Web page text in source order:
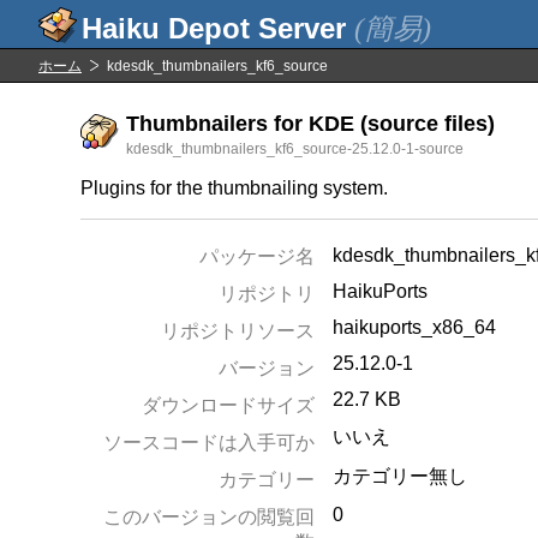
(簡易)
ホーム kdesdk_thumbnailers_kf6_source
Thumbnailers for KDE (source files)
kdesdk_thumbnailers_kf6_source-25.12.0-1-source
Plugins for the thumbnailing system.
パッケージ名
リポジトリ
HaikuPorts
リポジトリソース
haikuports_x86_64
バージョン
25.12.0-1
ダウンロードサイズ 22.7 KB
ソースコードは入手可か いいえ
カテゴリー
カテゴリー無し
このバージョンの閲覧回
0